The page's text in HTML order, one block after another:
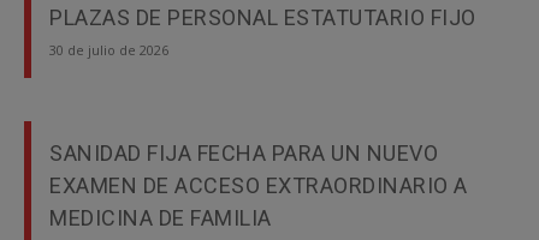
PLAZAS DE PERSONAL ESTATUTARIO FIJO
30 de julio de 2026
SANIDAD FIJA FECHA PARA UN NUEVO
EXAMEN DE ACCESO EXTRAORDINARIO A
MEDICINA DE FAMILIA